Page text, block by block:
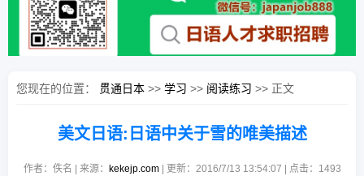
您现在的位置： 贯通日本 >> 学习 >> 阅读练习 >> 正文
美文日语:日语中关于雪的唯美描述
作者：佚名 | 来源： kekejp.com| 更新：2016/7/13 13:54:07 | 点击： 1493